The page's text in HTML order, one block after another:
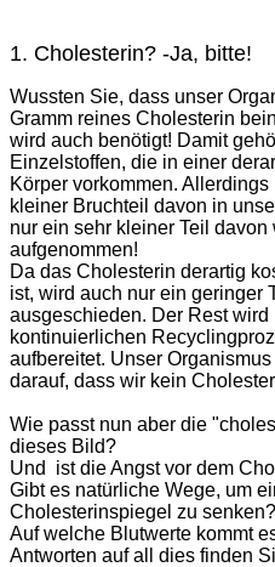
1. Cholesterin? -Ja, bitte!
Wussten Sie, dass unser
Gramm reines Cholesterin
wird auch benötigt! Damit
Einzelstoffen, die in einer
Körper vorkommen.
kleiner Bruchteil davon in
nur ein sehr kleiner Teil
aufgenommen!
Da das Cholesterin derartig
ist, wird auch nur ein geringer
ausgeschieden. Der Rest
kontinuierlichen
aufbereitet. Unser
darauf, dass wir kein
Wie passt nun aber die
dieses Bild?
Und ist die Angst vor dem
Gibt es natürliche Wege, um
Cholesterinspiegel zu senken?
Auf welche Blutwerte kommt
Antworten auf all dies finden